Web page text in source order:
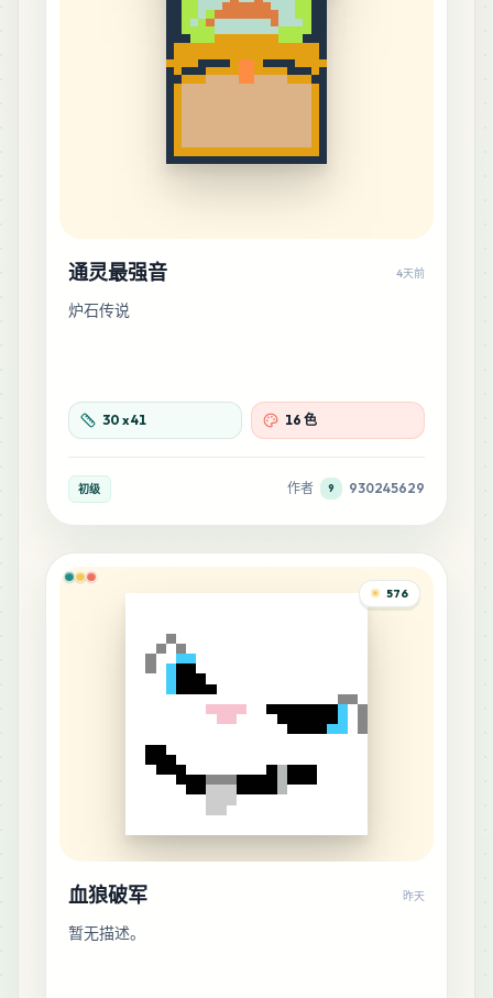
通灵最强音 4天前
炉石传说
30 x41 16 色
初级 作者 9 930245629
576
血狼破军 昨天
暂无描述。